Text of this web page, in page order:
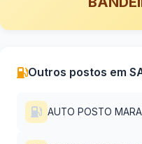
Outros postos em
AUTO POSTO